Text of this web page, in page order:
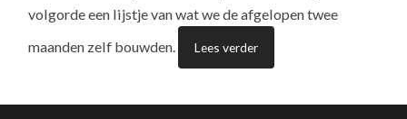
volgorde een lijstje van wat we de afgelopen twee
maanden zelf bouwden.
Lees verder